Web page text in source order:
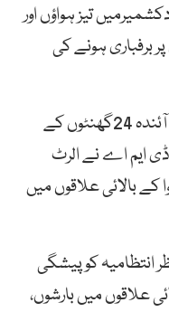
تیز ہواؤں اور
برفباری ہونے کی
پی ڈی ایم اے نے خیبر پختونخوا میں آئندہ 24گھنٹوں کے
ڈی ایم اے نے الرٹ
کے بالائی علاقوں میں
انتظامیہ کو پیشگی
علاقوں میں بارشوں،